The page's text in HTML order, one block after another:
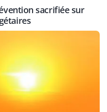
sacrifiée sur